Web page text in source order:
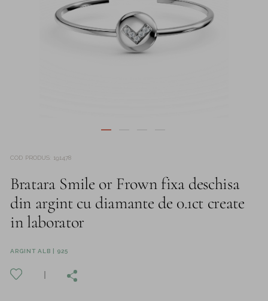
COD PRODUS 191478
Bratara Smile or Frown fixa deschisa
din argint cu diamante de 0.1ct create
in laborator
ARGINT ALB | 925